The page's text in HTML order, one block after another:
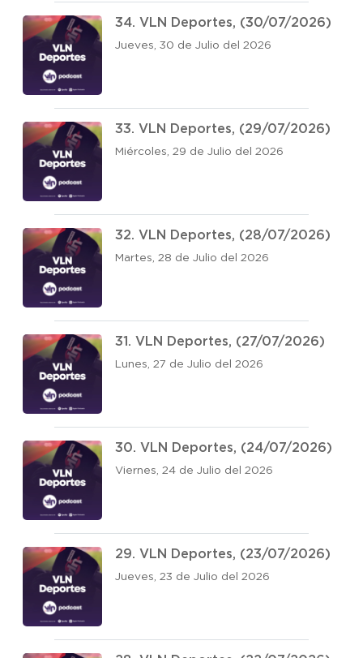
34. VLN Deportes, (30/07/2026)
Jueves, 30 de Julio del 2026
33. VLN Deportes, (29/07/2026)
Miércoles, 29 de Julio del 2026
32. VLN Deportes, (28/07/2026)
Martes, 28 de Julio del 2026
31. VLN Deportes, (27/07/2026)
Lunes, 27 de Julio del 2026
30. VLN Deportes, (24/07/2026)
Viernes, 24 de Julio del 2026
29. VLN Deportes, (23/07/2026)
Jueves, 23 de Julio del 2026